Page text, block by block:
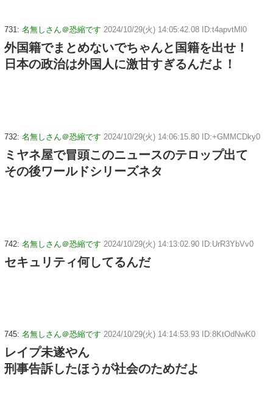
731: 名無しさん＠恐縮です 2024/10/29(火) 14:05:42.08 ID:t4apvtMl0
外国籍でまとめないでちゃんと国籍を出せ！
日本の政治は外国人に激甘すぎるんだよ！
732: 名無しさん＠恐縮です 2024/10/29(火) 14:06:15.80 ID:+GMMCDky0
ミヤネ屋で冒頭このニュースのテロップ出て
その後ワールドシリーズネタ
742: 名無しさん＠恐縮です 2024/10/29(火) 14:13:02.90 ID:UrR3YbVv0
セキュリティ何してるんだ
745: 名無しさん＠恐縮です 2024/10/29(火) 14:14:53.93 ID:8KtOdNwK0
レイプ未遂やん
刑事告訴したほうが社会のためだよ